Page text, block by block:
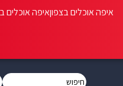
איפה אוכלים בצפוןאיפה אוכלים